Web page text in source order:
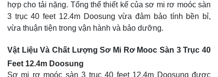
hợp cho tải nặng. Tổng thể thiết kế của sơ mi rơ moóc sàn
3 trục 40 feet 12.4m Doosung vừa đảm bảo tính bền bỉ,
vừa thuận tiện trong vận hành và bảo dưỡng.
Vật Liệu Và Chất Lượng Sơ Mi Rơ Mooc Sàn 3 Trục 40
Feet 12.4m Doosung
Sơ mi rơ moóc sàn 3 trục 40 feet 12.4m Doosung được